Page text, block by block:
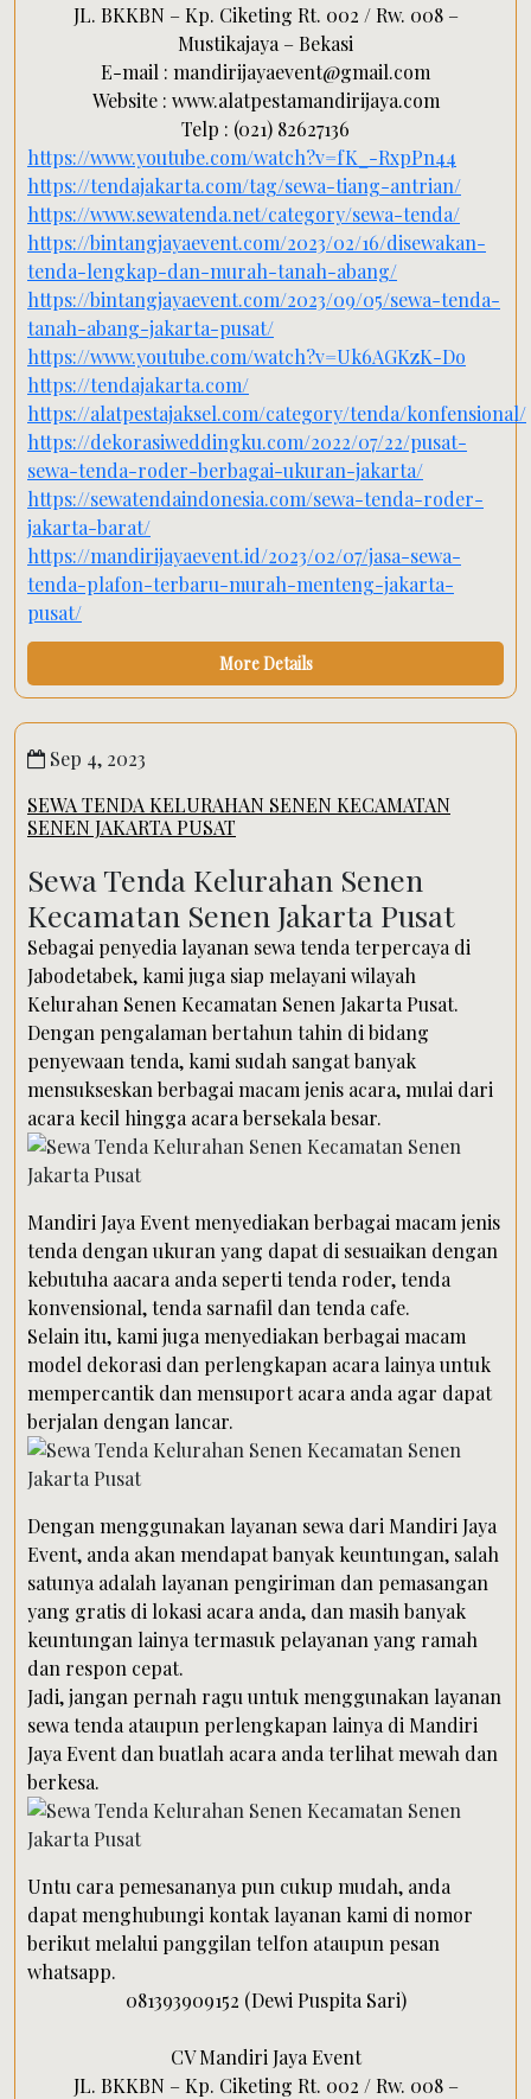
JL. BKKBN – Kp. Ciketing Rt. 002 / Rw. 008 –
Mustikajaya – Bekasi
E-mail : mandirijayaevent@gmail.com
Website : www.alatpestamandirijaya.com
Telp : (021) 82627136
https://www.youtube.com/watch?v=fK_-RxpPn44
https://tendajakarta.com/tag/sewa-tiang-antrian/
https://www.sewatenda.net/category/sewa-tenda/
https://bintangjayaevent.com/2023/02/16/disewakan-
tenda-lengkap-dan-murah-tanah-abang/
https://bintangjayaevent.com/2023/09/05/sewa-tenda-
tanah-abang-jakarta-pusat/
https://www.youtube.com/watch?v=Uk6AGKzK-Do
https://tendajakarta.com/
https://alatpestajaksel.com/category/tenda/konfensional/
https://dekorasiweddingku.com/2022/07/22/pusat-
sewa-tenda-roder-berbagai-ukuran-jakarta/
https://sewatendaindonesia.com/sewa-tenda-roder-
jakarta-barat/
https://mandirijayaevent.id/2023/02/07/jasa-sewa-
tenda-plafon-terbaru-murah-menteng-jakarta-
pusat/
More Details
Sep 4, 2023
SEWA TENDA KELURAHAN SENEN KECAMATAN
SENEN JAKARTA PUSAT
Sewa Tenda Kelurahan Senen
Kecamatan Senen Jakarta Pusat
Sebagai penyedia layanan sewa tenda terpercaya di
Jabodetabek, kami juga siap melayani wilayah
Kelurahan Senen Kecamatan Senen Jakarta Pusat.
Dengan pengalaman bertahun tahin di bidang
penyewaan tenda, kami sudah sangat banyak
mensukseskan berbagai macam jenis acara, mulai dari
acara kecil hingga acara bersekala besar.
Mandiri Jaya Event menyediakan berbagai macam jenis
tenda dengan ukuran yang dapat di sesuaikan dengan
kebutuha aacara anda seperti tenda roder, tenda
konvensional, tenda sarnafil dan tenda cafe.
Selain itu, kami juga menyediakan berbagai macam
model dekorasi dan perlengkapan acara lainya untuk
mempercantik dan mensuport acara anda agar dapat
berjalan dengan lancar.
Dengan menggunakan layanan sewa dari Mandiri Jaya
Event, anda akan mendapat banyak keuntungan, salah
satunya adalah layanan pengiriman dan pemasangan
yang gratis di lokasi acara anda, dan masih banyak
keuntungan lainya termasuk pelayanan yang ramah
dan respon cepat.
Jadi, jangan pernah ragu untuk menggunakan layanan
sewa tenda ataupun perlengkapan lainya di Mandiri
Jaya Event dan buatlah acara anda terlihat mewah dan
berkesa.
Untu cara pemesananya pun cukup mudah, anda
dapat menghubungi kontak layanan kami di nomor
berikut melalui panggilan telfon ataupun pesan
whatsapp.
081393909152 (Dewi Puspita Sari)
CV Mandiri Jaya Event
JL. BKKBN – Kp. Ciketing Rt. 002 / Rw. 008 –